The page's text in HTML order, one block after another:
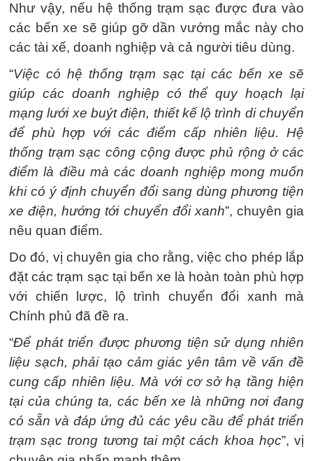
Như vậy, nếu hệ thống trạm sạc được đưa vào
các bến xe sẽ giúp gỡ dần vướng mắc này cho
các tài xế, doanh nghiệp và cả người tiêu dùng.
“Việc có hệ thống trạm sạc tại các bến xe sẽ
giúp các doanh nghiệp có thể quy hoạch lại
mạng lưới xe buýt điện, thiết kế lộ trình di chuyển
để phù hợp với các điểm cấp nhiên liệu. Hệ
thống trạm sạc công cộng được phủ rộng ở các
điểm là điều mà các doanh nghiệp mong muốn
khi có ý định chuyển đổi sang dùng phương tiện
xe điện, hướng tới chuyển đổi xanh”, chuyên gia
nêu quan điểm.
Do đó, vị chuyên gia cho rằng, việc cho phép lắp
đặt các trạm sạc tại bến xe là hoàn toàn phù hợp
với chiến lược, lộ trình chuyển đổi xanh mà
Chính phủ đã đề ra.
“Để phát triển được phương tiện sử dụng nhiên
liệu sạch, phải tạo cảm giác yên tâm về vấn đề
cung cấp nhiên liệu. Mà với cơ sở hạ tầng hiện
tại của chúng ta, các bến xe là những nơi đang
có sẵn và đáp ứng đủ các yêu cầu để phát triển
trạm sạc trong tương tai một cách khoa học”, vị